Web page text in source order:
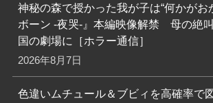
神秘の森で授かった我が子は“何かがお
ボーン -夜哭-』本編映像解禁 母の絶
国の劇場に［ホラー通信］
2026年8月7日
色違いムチュール＆ブビィを高確率で